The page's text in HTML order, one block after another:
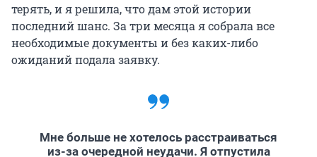
терять, и я решила, что дам этой истории
последний шанс. За три месяца я собрала все
необходимые документы и без каких-либо
ожиданий подала заявку.
Мне больше не хотелось расстраиваться
из-за очередной неудачи. Я отпустила